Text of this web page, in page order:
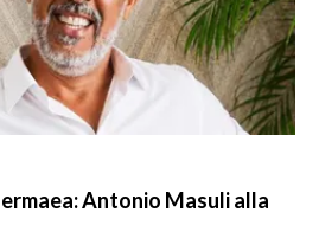
Antonio Masuli alla